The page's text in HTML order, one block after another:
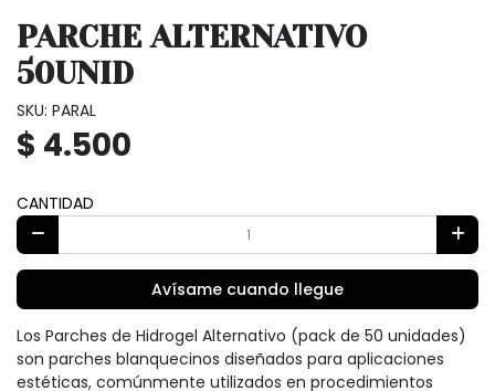
PARCHE ALTERNATIVO
50UNID
SKU: PARAL
$ 4.500
CANTIDAD
Avísame cuando llegue
Los Parches de Hidrogel Alternativo (pack de 50 unidades)
son parches blanquecinos diseñados para aplicaciones
estéticas, comúnmente utilizados en procedimientos